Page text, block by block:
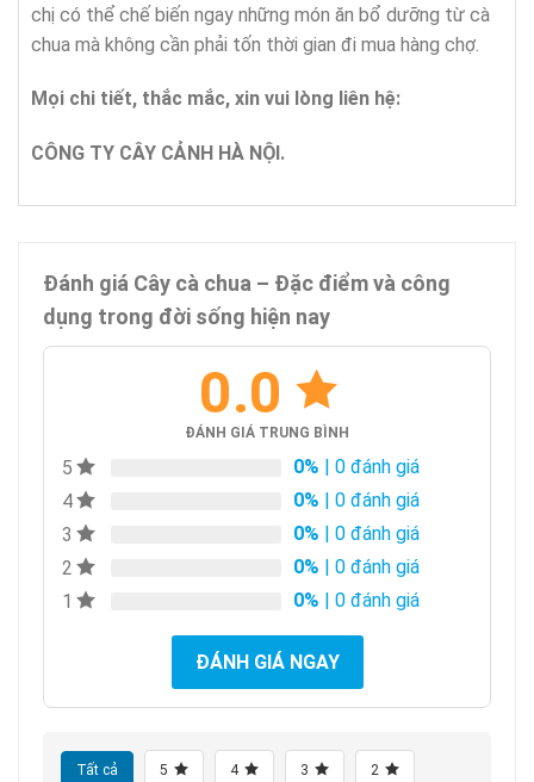
chị có thể chế biến ngay những món ăn bổ dưỡng từ cà
chua mà không cần phải tốn thời gian đi mua hàng chợ.
Mọi chi tiết, thắc mắc, xin vui lòng liên hệ:
CÔNG TY CÂY CẢNH HÀ NỘI.
Đánh giá Cây cà chua – Đặc điểm và công
dụng trong đời sống hiện nay
0.0
ĐÁNH GIÁ TRUNG BÌNH
5 0% | 0 đánh giá
4
0% | 0 đánh giá
3
0% | 0 đánh giá
2
0% | 0 đánh giá
1
0% | 0 đánh giá
ĐÁNH GIÁ NGAY
Tất cả 5 4 3 2